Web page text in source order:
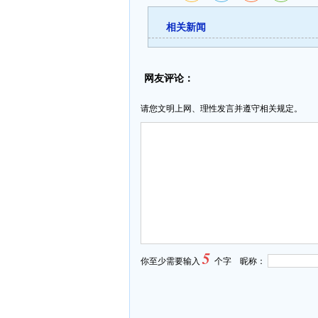
相关新闻
网友评论：
请您文明上网、理性发言并遵守相关规定。
你至少需要输入5 个字 昵称：